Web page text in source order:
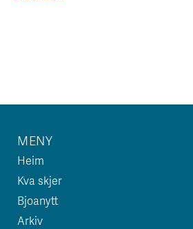
MENY
Heim
Kva skjer
Bjoanytt
Arkiv